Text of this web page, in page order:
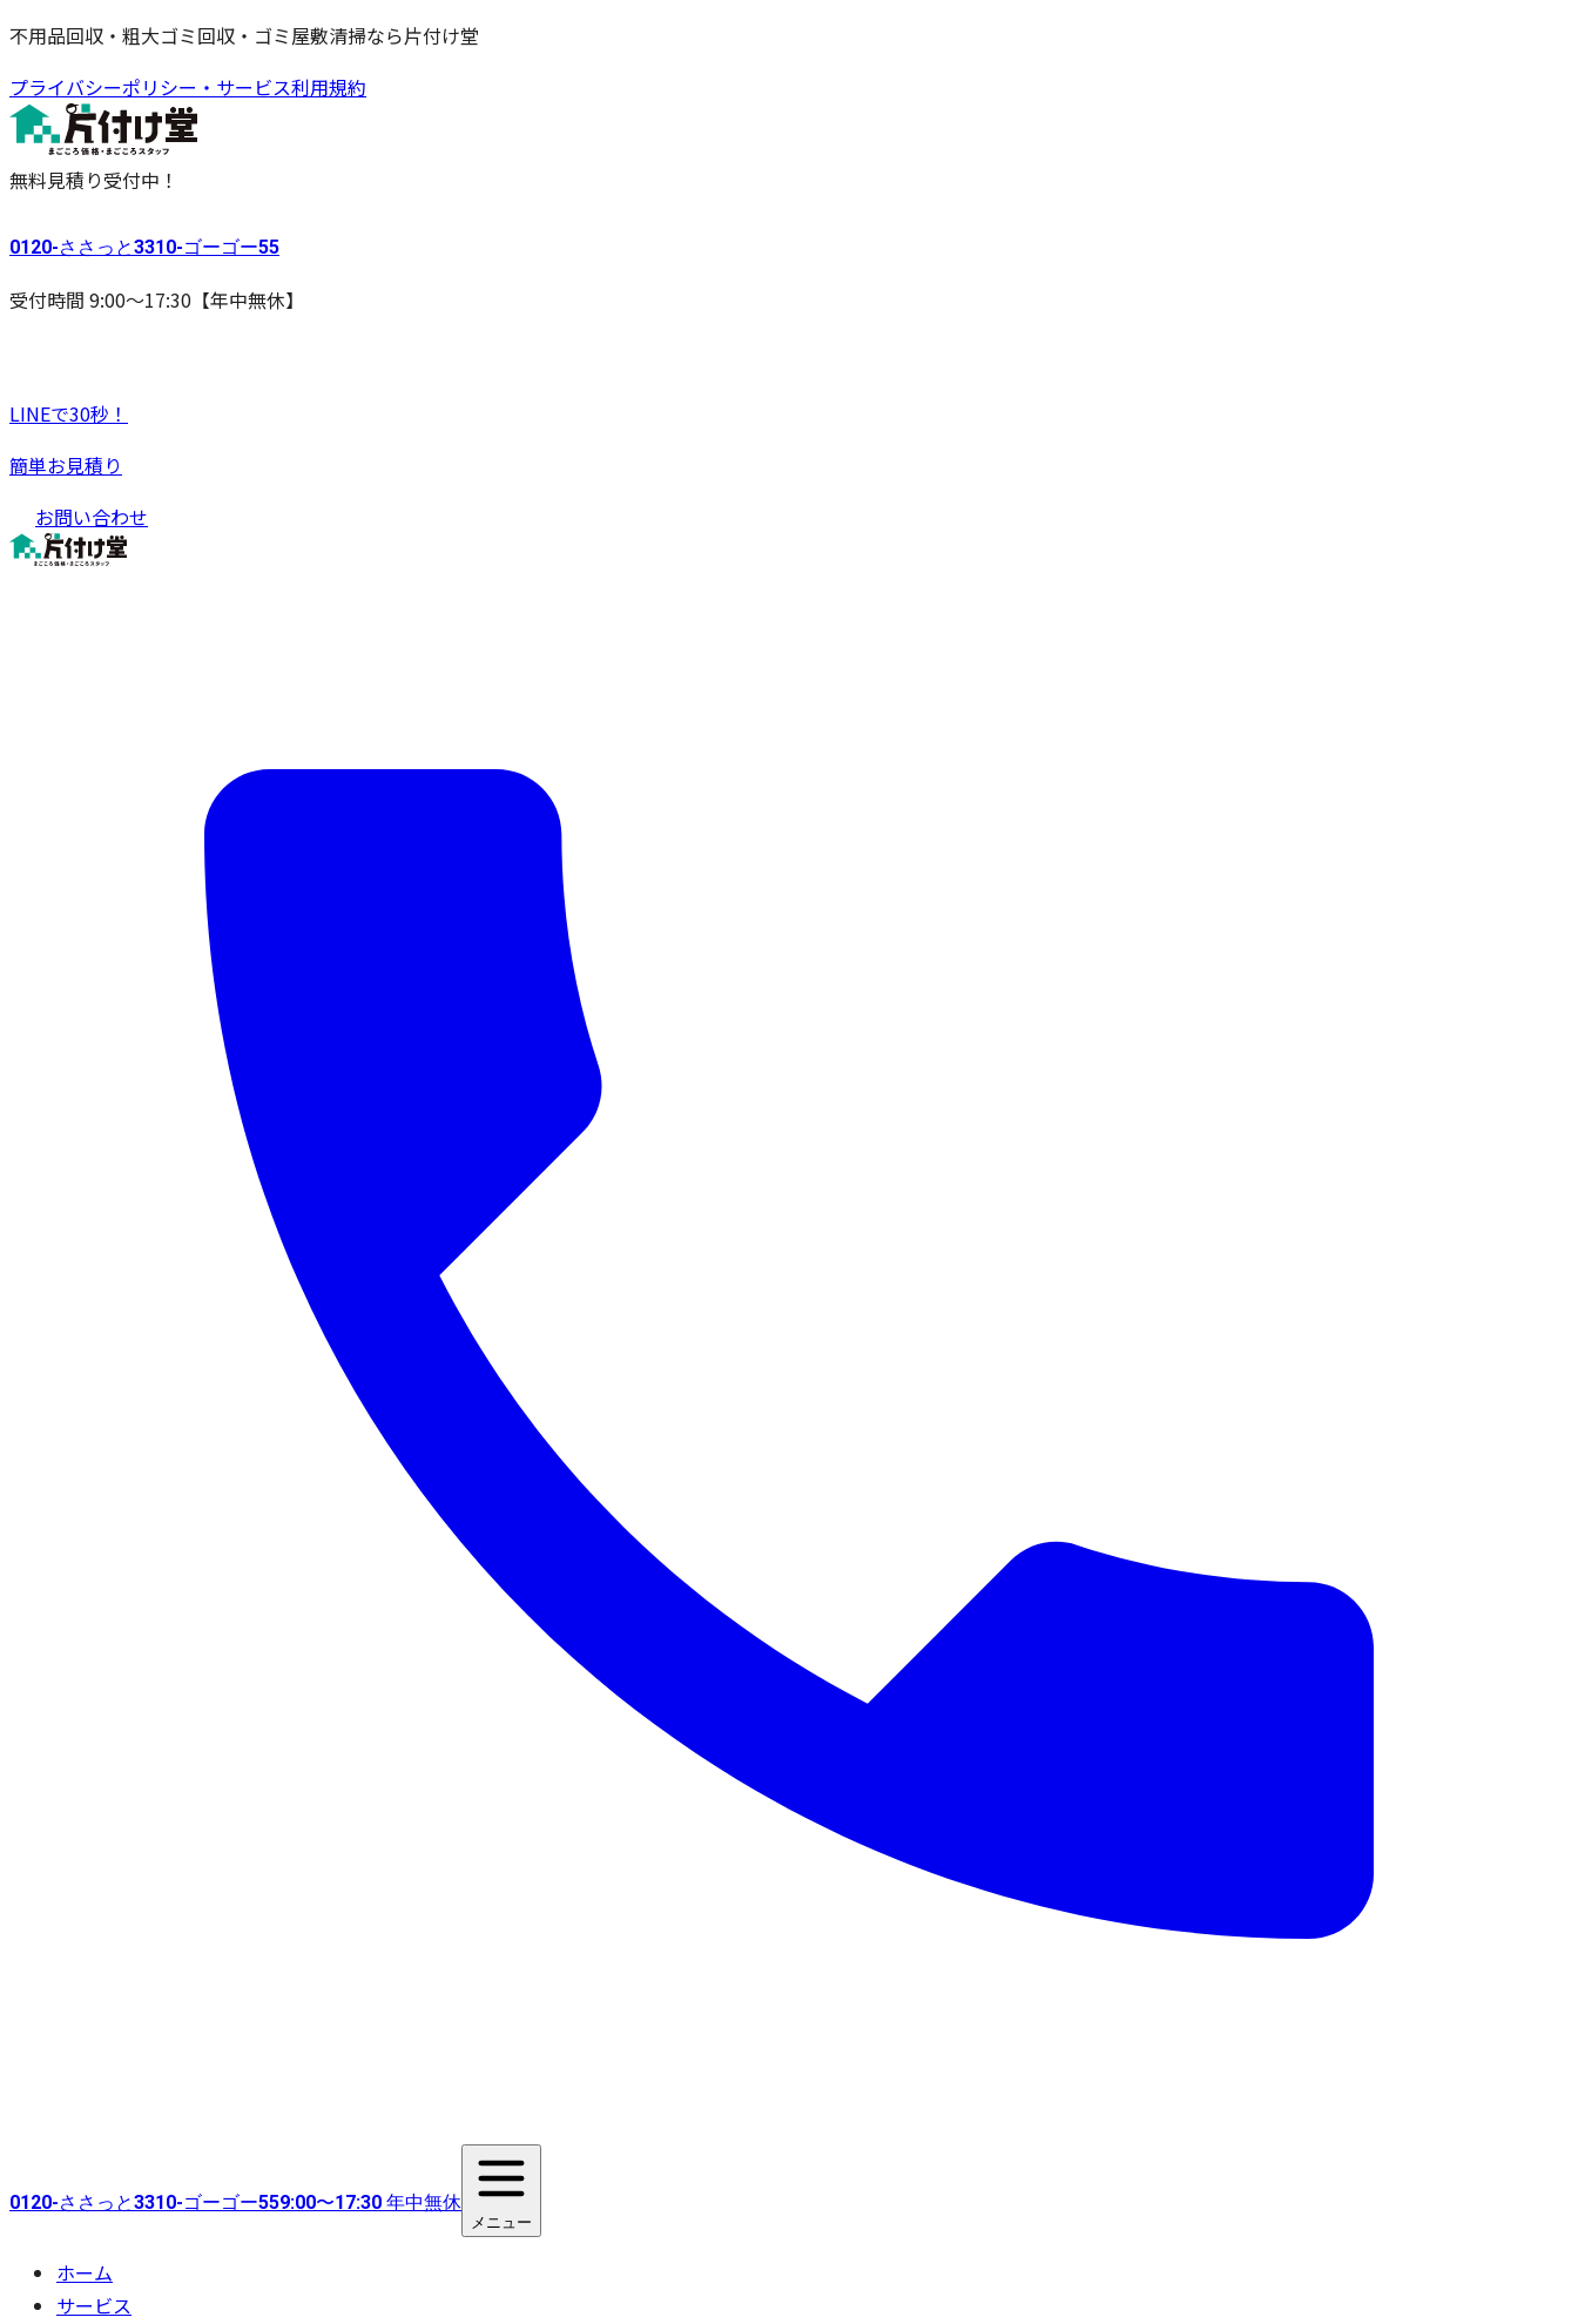
不用品回収・粗大ゴミ回収・ゴミ屋敷清掃なら片付け堂
プライバシーポリシー・サービス利用規約
無料見積り受付中！
0120-ささっと3310-ゴーゴー55
受付時間 9:00〜17:30【年中無休】
LINEで30秒！
簡単お見積り
お問い合わせ
0120-ささっと3310-ゴーゴー559:00〜17:30 年中無休
メニュー
ホーム
サービス